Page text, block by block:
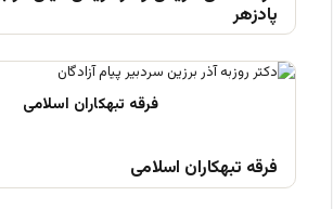
پادزهر
فرقه تبهکاران اسلامی